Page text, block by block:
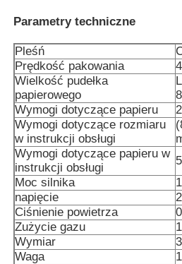
Maszyny do pakowania
maszyna do kartonowania
maszyna do napełniania
maszyna do pierogów
Maszyna do pakowania
maszyna do pakowania
Parametry techniczne
Pleśń
Prędkość pakowania
Wielkość pudełka
papierowego
Wymogi dotyczące papieru
Wymogi dotyczące rozmiaru
w instrukcji obsługi
Wymogi dotyczące papieru w
instrukcji obsługi
Moc silnika
napięcie
Ciśnienie powietrza
Zużycie gazu
Wymiar
Waga